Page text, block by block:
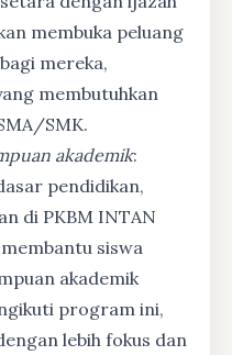
membuka peluang
mereka,
membutuhkan
SMK.
akademik:
pendidikan,
di PKBM INTAN
siswa
akademik
program ini,
lebih fokus dan